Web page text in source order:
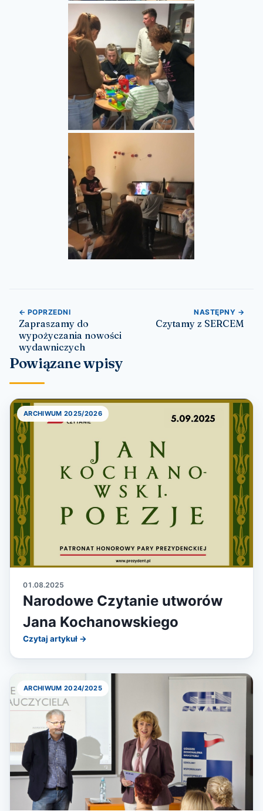
Nawigacja wpisu
← POPRZEDNI
Zapraszamy do
wypożyczania nowości
wydawniczych
NASTĘPNY →
Czytamy z SERCEM
Powiązane wpisy
ARCHIWUM 2025/2026
01.08.2025
Narodowe Czytanie utworów
Jana Kochanowskiego
Czytaj artykuł →
ARCHIWUM 2024/2025